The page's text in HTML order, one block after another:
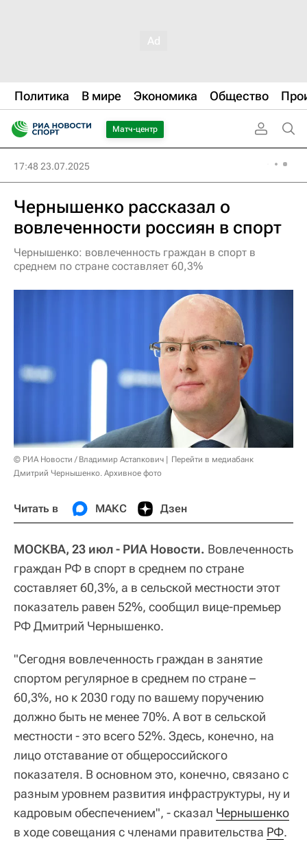
Политика В мире Экономика Общество
Матч-центр
17:48 23.07.2025
Чернышенко рассказал о
вовлеченности россиян в спорт
Чернышенко: вовлеченность граждан в спорт в
среднем по стране составляет 60,3%
© РИА Новости / Владимир Астапкович
Перейти в медиабанк
Дмитрий Чернышенко. Архивное фото
Читать в МАКС Дзен
МОСКВА, 23 июл - РИА Новости. Вовлеченность
граждан РФ в спорт в среднем по стране
составляет 60,3%, а в сельской местности этот
показатель равен 52%, сообщил вице-премьер
РФ Дмитрий Чернышенко.
"Сегодня вовлеченность граждан в занятие
спортом регулярное в среднем по стране –
60,3%, но к 2030 году по вашему поручению
должно быть не менее 70%. А вот в сельской
местности - это всего 52%. Здесь, конечно, на
лицо отставание от общероссийского
показателя. В основном это, конечно, связано с
разным уровнем развития инфраструктуры, ну и
кадровым обеспечением", - сказал Чернышенко
в ходе совещания с членами правительства РФ.